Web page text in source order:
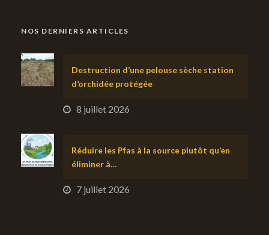
NOS DERNIERS ARTICLES
Destruction d’une pelouse sèche station
d’orchidée protégée
8 juillet 2026
Réduire les Pfas à la source plutôt qu’en
éliminer à…
7 juillet 2026